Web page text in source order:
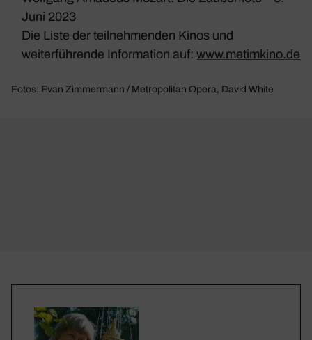
Juni 2023
Die Liste der teilnehmenden Kinos und
weiterführende Information auf:www.metimkino.de
Fotos: Evan Zimmermann / Metropolitan Opera, David White